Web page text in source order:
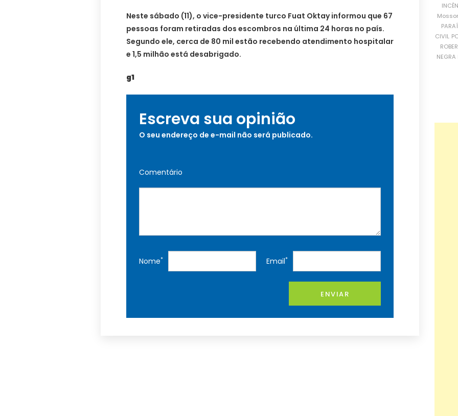
Neste sábado (11), o vice-presidente turco Fuat Oktay informou que 67
pessoas foram retiradas dos escombros na última 24 horas no país.
Segundo ele, cerca de 80 mil estão recebendo atendimento hospitalar
e 1,5 milhão está desabrigado.
g1
Escreva sua opinião
O seu endereço de e-mail não será publicado.
Comentário
Nome* Email*
ENVIAR
CIVIL
NEGRA